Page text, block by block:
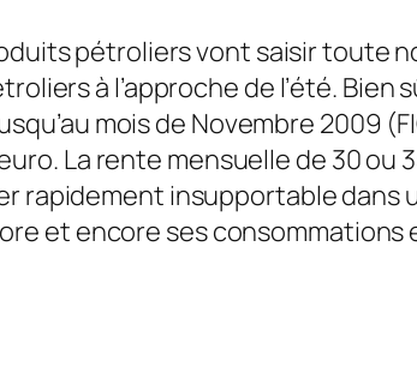
pétroliers vont saisir toute
à l’approche de l’été. Bien
mois de Novembre 2009
La rente mensuelle de 30 ou
rapidement insupportable dans
et encore ses